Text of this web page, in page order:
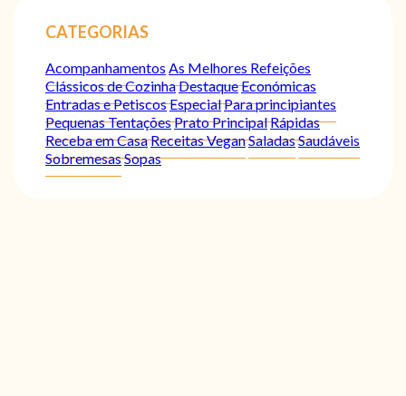
CATEGORIAS
Acompanhamentos As Melhores Refeições
Clássicos de CozinhaDestaqueEconómicas
Entradas e PetiscosEspecialPara principiantes
Pequenas TentaçõesPrato PrincipalRápidas
Receba em CasaReceitas VeganSaladasSaudáveis
SobremesasSopas